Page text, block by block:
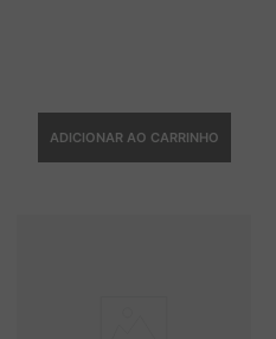
ADICIONAR AO CARRINHO